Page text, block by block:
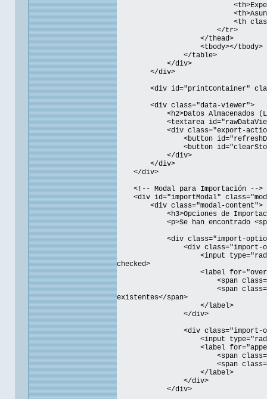
<th>Asunto</
<th class="no-
</tr>
</thead>
<tbody></tbody>
</table>
</div>
</div>
<div id="printContainer"
<div class="data-viewer">
<h2>Datos Almacenados
<textarea id="rawDataView"
<div class="export-
<button id="refreshDataBtn"
<button id="clearStorageBtn"
</div>
</div>
</div>
<!-- Modal para Importación -->
<div id="importModal"
<div class="modal-content">
<h3>Opciones de
<p>Se han encontrado <span
<div class="import-
<div class="import-
<input type="radio"
checked>
<label
<span class="option-
<span class="option-
existentes</span>
</label>
</div>
<div class="import-
<input type="radio"
<label
<span class="option-
<span class="option-
</label>
</div>
</div>